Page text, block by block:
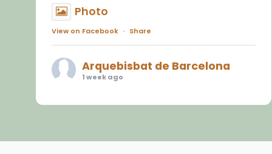
Photo
View on Facebook · Share
Arquebisbat de Barcelona
1 week ago